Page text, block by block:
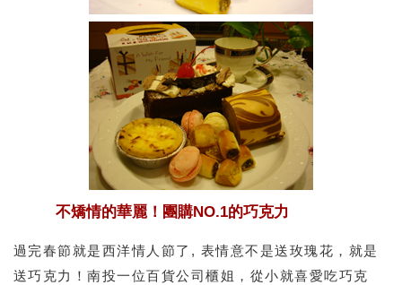
不矯情的華麗！團購NO.1的巧克力
過完春節就是西洋情人節了, 表情意不是送玫瑰花，就是
送巧克力！南投一位百貨公司櫃姐，從小就喜愛吃巧克